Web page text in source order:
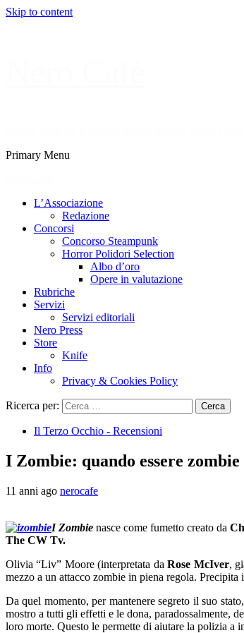
Skip to content
Primary Menu
L’Associazione
Redazione
Concorsi
Concorso Steampunk
Horror Polidori Selection
Albo d’oro
Opere in valutazione
Rubriche
Servizi
Servizi editoriali
Nero Press
Store
Knife
Info
Privacy & Cookies Policy
Ricerca per:
Il Terzo Occhio - Recensioni
I Zombie: quando essere
11 anni ago nerocafe
I Zombie nasce come fumetto creato da
The CW Tv.
Olivia “Liv” Moore (interpretata daRose McIver,
mezzo a un attacco zombie in piena regola.
Da quel momento, per mantenere segreto il suo
mostro a tutti gli effetti e le dona, paradossalmente,
loro morte. Questo le permette di aiutare la polizia